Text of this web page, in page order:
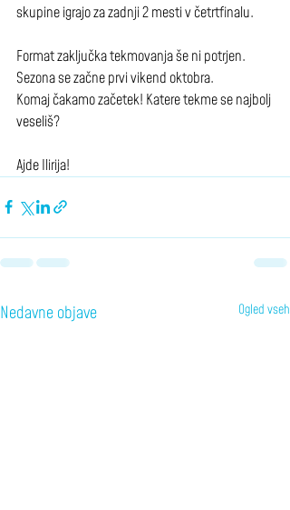
skupine igrajo za zadnji 2 mesti v četrtfinalu.
Format zaključka tekmovanja še ni potrjen.
Sezona se začne prvi vikend oktobra.
Komaj čakamo začetek! Katere tekme se najbolj
veseliš?
Ajde Ilirija!
Nedavne objave Ogled vseh